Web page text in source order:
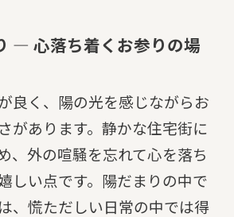
— 心落ち着くお参りの場
良く、陽の光を感じながらお
があります。静かな住宅街に
、外の喧騒を忘れて心を落ち
しい点です。陽だまりの中で
、慌ただしい日常の中では得